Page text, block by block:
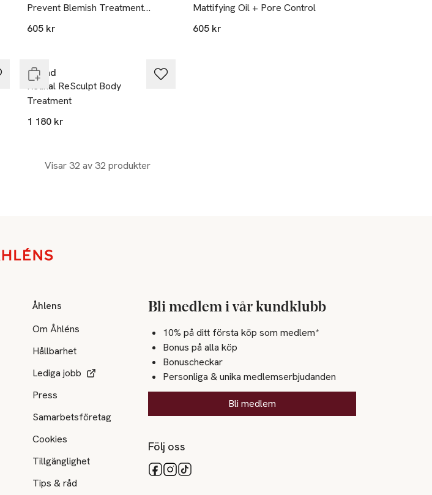
Prevent Blemish Treatment
Serum
605 kr
Mattifying Oil + Pore Control
605 kr
Murad
Retinal ReSculpt Body
Treatment
1 180 kr
Visar 32 av 32 produkter
Åhlens
Om Åhléns
Hållbarhet
Lediga jobb
Press
Samarbetsföretag
Cookies
Tillgänglighet
Tips & råd
Bli medlem i vår kundklubb
10% på ditt första köp som medlem*
Bonus på alla köp
Bonuscheckar
Personliga & unika medlemserbjudanden
Bli medlem
Följ oss